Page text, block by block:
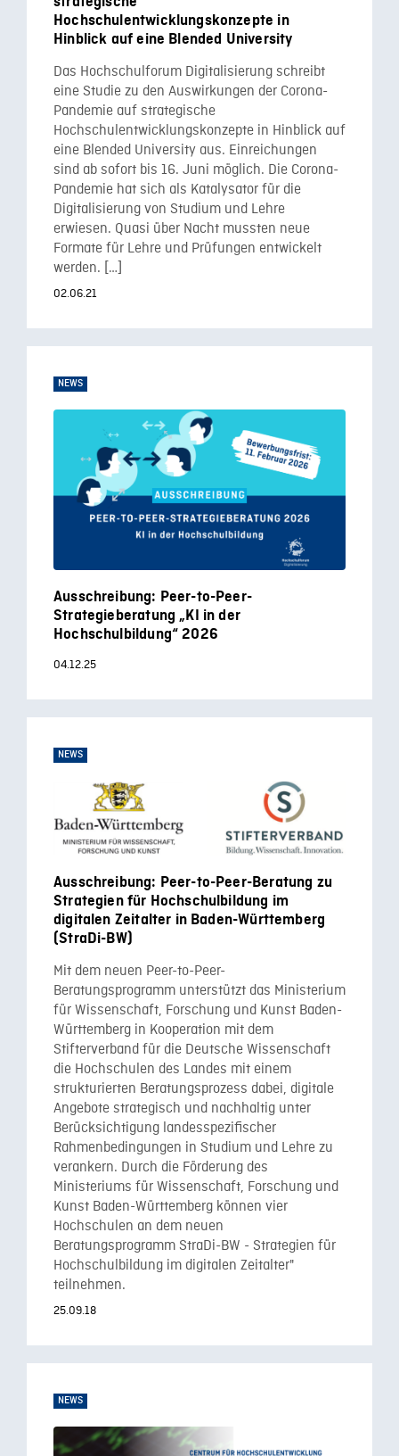
Hochschulentwicklungskonzepte in
Hinblick auf eine Blended University
Das Hochschulforum Digitalisierung schreibt
eine Studie zu den Auswirkungen der Corona-
Pandemie auf strategische
Hochschulentwicklungskonzepte in Hinblick auf
eine Blended University aus. Einreichungen
sind ab sofort bis 16. Juni möglich. Die Corona-
Pandemie hat sich als Katalysator für die
Digitalisierung von Studium und Lehre
erwiesen. Quasi über Nacht mussten neue
Formate für Lehre und Prüfungen entwickelt
werden. […]
02.06.21
NEWS
Ausschreibung: Peer-to-Peer-
Strategieberatung „KI in der
Hochschulbildung“ 2026
04.12.25
NEWS
Ausschreibung: Peer-to-Peer-Beratung zu
Strategien für Hochschulbildung im
digitalen Zeitalter in Baden-Württemberg
(StraDi-BW)
Mit dem neuen Peer-to-Peer-
Beratungsprogramm unterstützt das Ministerium
für Wissenschaft, Forschung und Kunst Baden-
Württemberg in Kooperation mit dem
Stifterverband für die Deutsche Wissenschaft
die Hochschulen des Landes mit einem
strukturierten Beratungsprozess dabei, digitale
Angebote strategisch und nachhaltig unter
Berücksichtigung landesspezifischer
Rahmenbedingungen in Studium und Lehre zu
verankern. Durch die Förderung des
Ministeriums für Wissenschaft, Forschung und
Kunst Baden-Württemberg können vier
Hochschulen an dem neuen
Beratungsprogramm StraDi-BW - Strategien für
Hochschulbildung im digitalen Zeitalter"
teilnehmen.
25.09.18
NEWS